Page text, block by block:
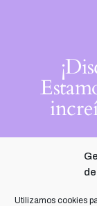
Utilizamos cookies